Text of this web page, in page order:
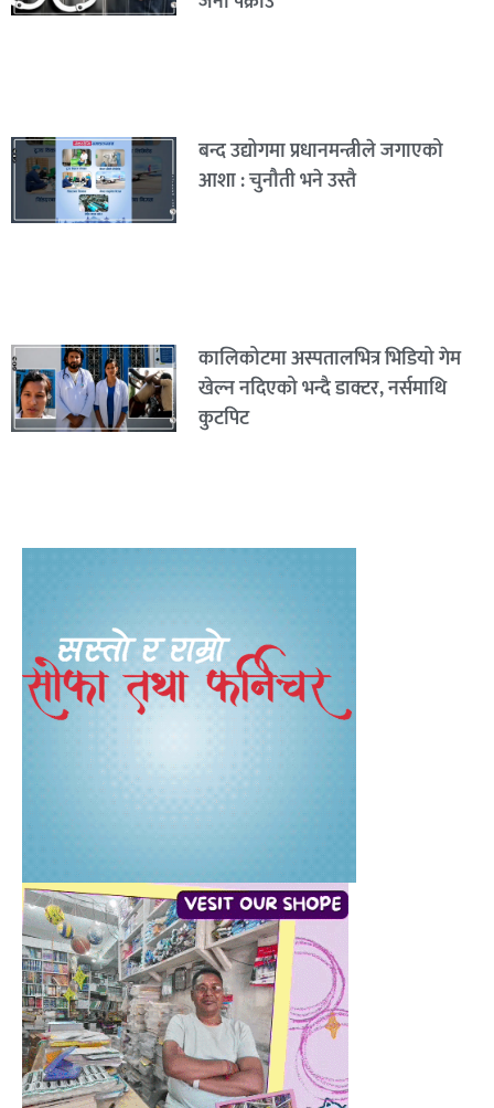
बन्द उद्योगमा प्रधानमन्त्रीले जगाएको
आशा : चुनौती भने उस्तै
कालिकोटमा अस्पतालभित्र भिडियो गेम
खेल्न नदिएको भन्दै डाक्टर, नर्समाथि
कुटपिट